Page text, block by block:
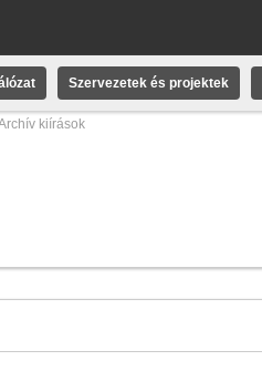
Szervezetek és projektek
kiírások